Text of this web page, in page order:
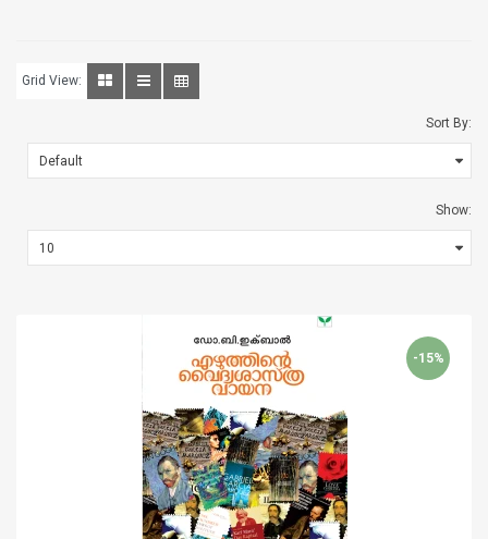
Grid View:
Sort By:
Show:
-15%